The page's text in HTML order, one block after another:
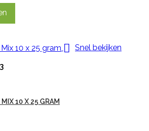
 Snel bekijken
10 X 25 GRAM